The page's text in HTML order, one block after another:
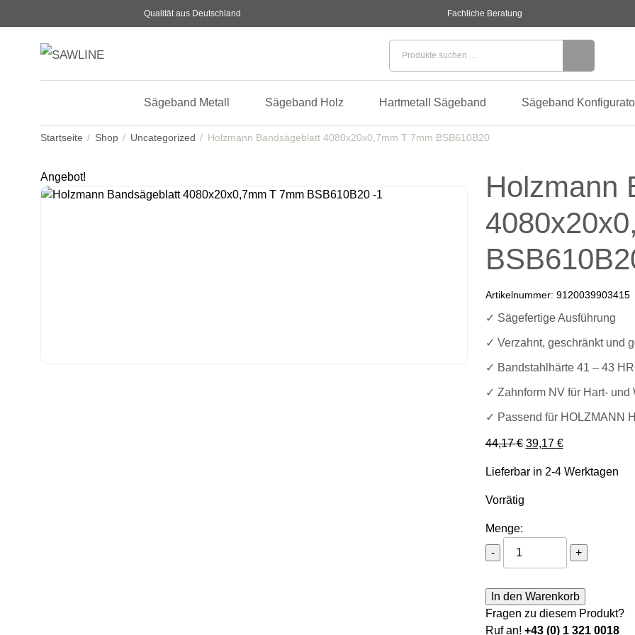
Qualität aus Deutschland Fachliche Beratung
Sägeband Metall Sägeband Holz Hartmetall Sägeband Sägeband
Startseite Shop Uncategorized Holzmann Bandsägeblatt 4080x20x0,7mm T 7mm BSB610B20
Angebot!
Holzmann
Artikelnummer: 9120039903415
✓ Sägefertige Ausführung
✓ Verzahnt, geschränkt und
✓ Bandstahlhärte 41 – 43
✓ Zahnform NV für Hart- und
✓ Passend für HOLZMANN
44,17€ Ursprünglicher Preis
39,17 €Aktueller Preis
Lieferbar in 2-4 Werktagen
Vorrätig
Menge:
-
Holzmann
+
In den Warenkorb
Fragen zu diesem Produkt?
Ruf an! +43 (0) 1 321 0018